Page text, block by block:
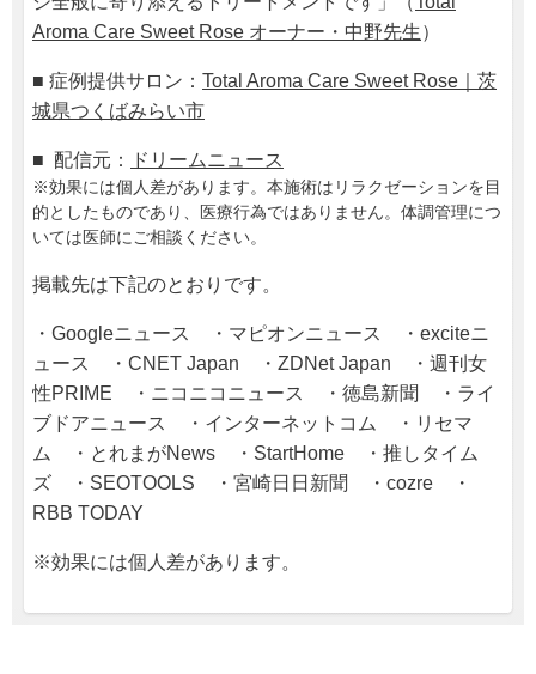
Aroma Care Sweet Rose オーナー・中野先生）
■ 症例提供サロン： Total Aroma Care Sweet Rose｜茨
城県つくばみらい市
■ 配信元： ドリームニュース
※効果には個人差があります。本施術はリラクゼーションを目
的としたものであり、医療行為ではありません。体調管理につ
いては医師にご相談ください。
掲載先は下記のとおりです。
・Googleニュース ・マピオンニュース ・exciteニ
ュース ・CNET Japan ・ZDNet Japan ・週刊女
性PRIME ・ニコニコニュース ・徳島新聞 ・ライ
ブドアニュース ・インターネットコム ・リセマ
ム ・とれまがNews ・StartHome ・推しタイム
ズ ・SEOTOOLS ・宮崎日日新聞 ・cozre ・
RBB TODAY
※効果には個人差があります。